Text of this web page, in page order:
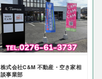
株式会社C&M 不動産・空き家相
談事業部